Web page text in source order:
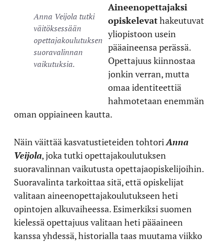
Anna Veijola tutki
väitöksessään
opettajakoulutuksen
suoravalinnan
vaikutuksia.
Aineenopettajaksi
opiskelevathakeutuvat
yliopistoon usein
pääaineensa perässä.
Opettajuus kiinnostaa
jonkin verran, mutta
omaa identiteettiä
hahmotetaan enemmän
oman oppiaineen kautta.
Näin väittää kasvatustieteiden tohtori Anna
Veijola, joka tutki opettajakoulutuksen
suoravalinnan vaikutusta opettajaopiskelijoihin.
Suoravalinta tarkoittaa sitä, että opiskelijat
valitaan aineenopettajakoulutukseen heti
opintojen alkuvaiheessa. Esimerkiksi suomen
kielessä opettajuus valitaan heti pääaineen
kanssa yhdessä, historialla taas muutama viikko